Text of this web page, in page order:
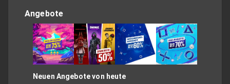
Angebote
Neuen Angebote von heute